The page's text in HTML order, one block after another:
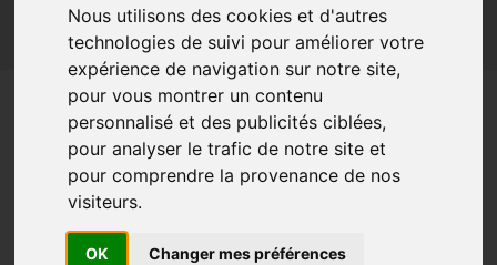
Nous utilisons des cookies et d'autres
technologies de suivi pour améliorer votre
expérience de navigation sur notre site,
pour vous montrer un contenu
personnalisé et des publicités ciblées,
pour analyser le trafic de notre site et
pour comprendre la provenance de nos
visiteurs.
OK Changer mes préférences
Economie collaborative
Innovation et digitalisation
Mon Parc Num
Informatique Europe
Chéque France Num
prolongé : idéal pour
s’assurer d’être conforme au
RGPD